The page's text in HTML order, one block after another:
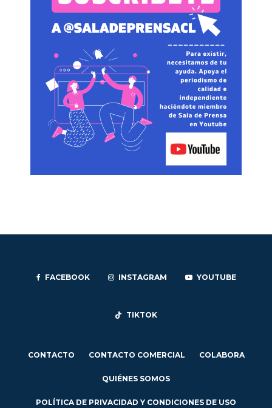
FACEBOOK INSTAGRAM YOUTUBE
TIKTOK
CONTACTO CONTACTO COMERCIAL COLABORA
QUIÉNES SOMOS
POLÍTICA DE PRIVACIDAD Y CONDICIONES DE USO